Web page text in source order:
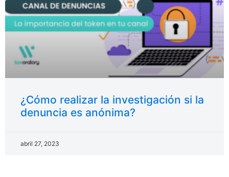
¿Cómo realizar la investigación si la
denuncia es anónima?
abril 27, 2023